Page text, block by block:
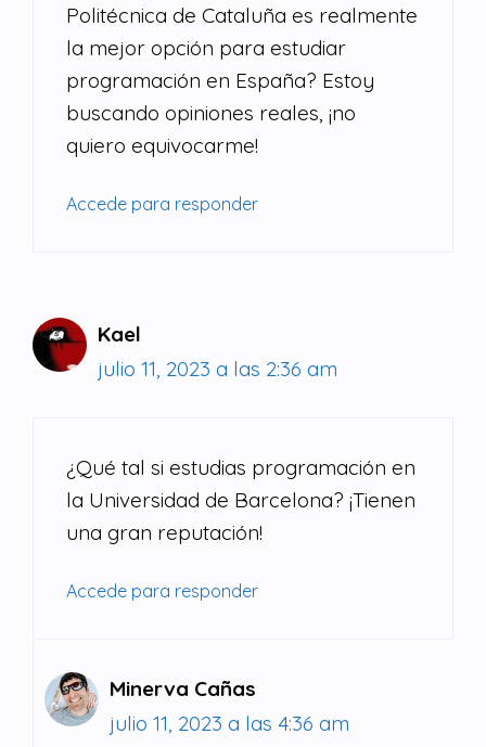
Politécnica de Cataluña es realmente
la mejor opción para estudiar
programación en España? Estoy
buscando opiniones reales, ¡no
quiero equivocarme!
Accede para responder
Kael
julio 11, 2023 a las 2:36 am
¿Qué tal si estudias programación en
la Universidad de Barcelona? ¡Tienen
una gran reputación!
Accede para responder
Minerva Cañas
julio 11, 2023 a las 4:36 am